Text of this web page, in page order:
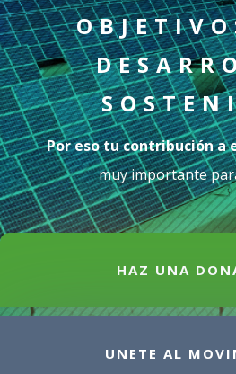
Por eso tu contribución a
muy importante
HAZ UNA
UNETE AL